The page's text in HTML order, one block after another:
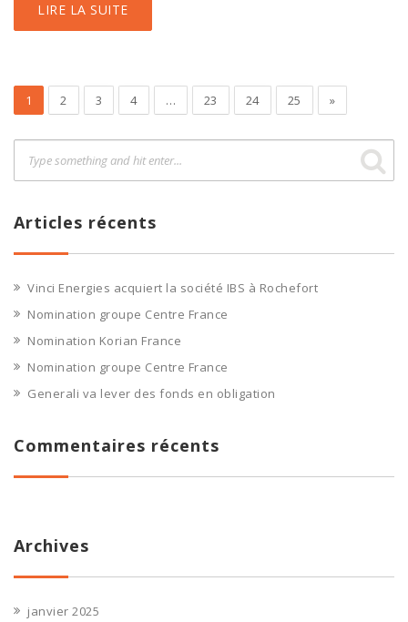
LIRE LA SUITE
1 2 3 4 … 23 24 25 »
Articles récents
Vinci Energies acquiert la société IBS à Rochefort
Nomination groupe Centre France
Nomination Korian France
Nomination groupe Centre France
Generali va lever des fonds en obligation
Commentaires récents
Archives
janvier 2025